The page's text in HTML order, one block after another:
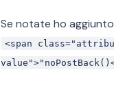
Se notate ho
<span